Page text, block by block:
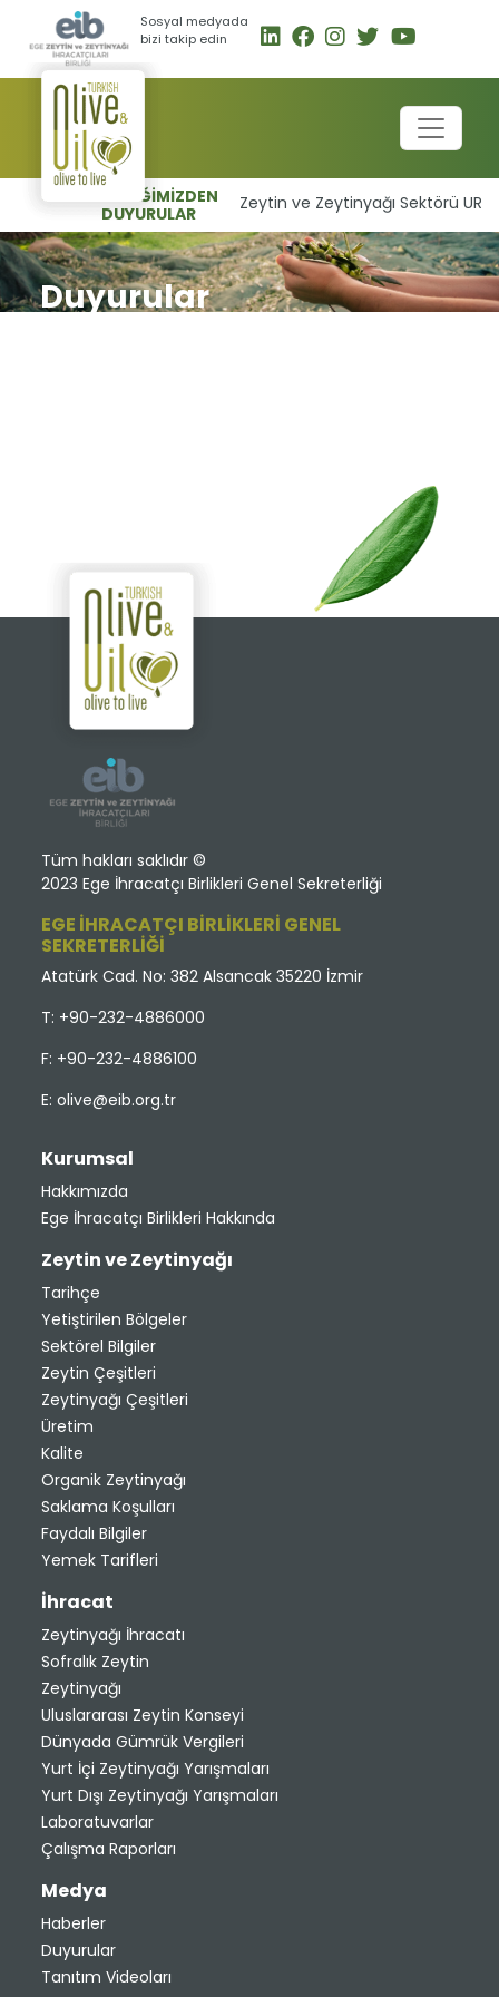
Sosyal medyada
bizi takip edin
BİRLİĞİMİZDEN
DUYURULAR
Zeytin ve Zeytinyağı Sektörü UR-
Duyurular
Tüm hakları saklıdır ©
2023 Ege İhracatçı Birlikleri Genel Sekreterliği
EGE İHRACATÇI BİRLİKLERİ GENEL
SEKRETERLİĞİ
Atatürk Cad. No: 382 Alsancak 35220 İzmir
T: +90-232-4886000
F: +90-232-4886100
E:olive@eib.org.tr
Kurumsal
Hakkımızda
Ege İhracatçı Birlikleri Hakkında
Zeytin ve Zeytinyağı
Tarihçe
Yetiştirilen Bölgeler
Sektörel Bilgiler
Zeytin Çeşitleri
Zeytinyağı Çeşitleri
Üretim
Kalite
Organik Zeytinyağı
Saklama Koşulları
Faydalı Bilgiler
Yemek Tarifleri
İhracat
Zeytinyağı İhracatı
Sofralık Zeytin
Zeytinyağı
Uluslararası Zeytin Konseyi
Dünyada Gümrük Vergileri
Yurt İçi Zeytinyağı Yarışmaları
Yurt Dışı Zeytinyağı Yarışmaları
Laboratuvarlar
Çalışma Raporları
Medya
Haberler
Duyurular
Tanıtım Videoları